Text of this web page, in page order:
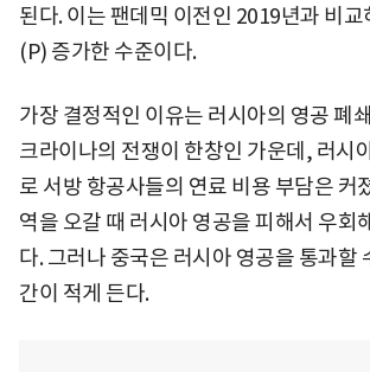
된다. 이는 팬데믹 이전인 2019년과 비
(P) 증가한 수준이다.
가장 결정적인 이유는 러시아의 영공 폐
크라이나의 전쟁이 한창인 가운데, 러시
로 서방 항공사들의 연료 비용 부담은 커
역을 오갈 때 러시아 영공을 피해서 우회
다. 그러나 중국은 러시아 영공을 통과할
간이 적게 든다.